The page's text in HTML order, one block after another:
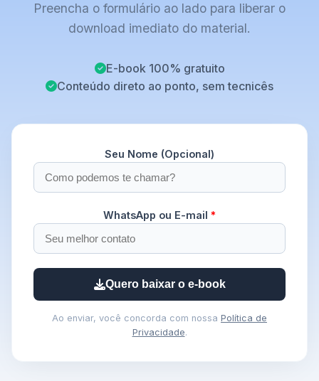
Preencha o formulário ao lado para liberar o
download imediato do material.
E-book 100% gratuito
Conteúdo direto ao ponto, sem tecnicês
Seu Nome (Opcional)
WhatsApp ou E-mail *
Quero baixar o e-book
Ao enviar, você concorda com nossa Política de
Privacidade.